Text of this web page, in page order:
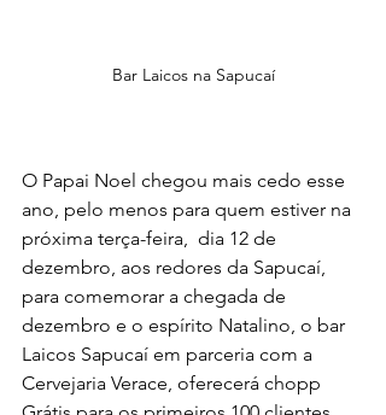
Bar Laicos na Sapucaí
O Papai Noel chegou mais cedo esse
ano, pelo menos para quem estiver na
próxima terça-feira,  dia 12 de
dezembro, aos redores da Sapucaí,
para comemorar a chegada de
dezembro e o espírito Natalino, o bar
Laicos Sapucaí em parceria com a
Cervejaria Verace, oferecerá chopp